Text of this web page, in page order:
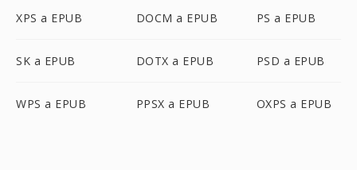
XPS a EPUB DOCM a EPUB PS a EPUB
SK a EPUB DOTX a EPUB PSD a EPUB
WPS a EPUB PPSX a EPUB OXPS a EPUB